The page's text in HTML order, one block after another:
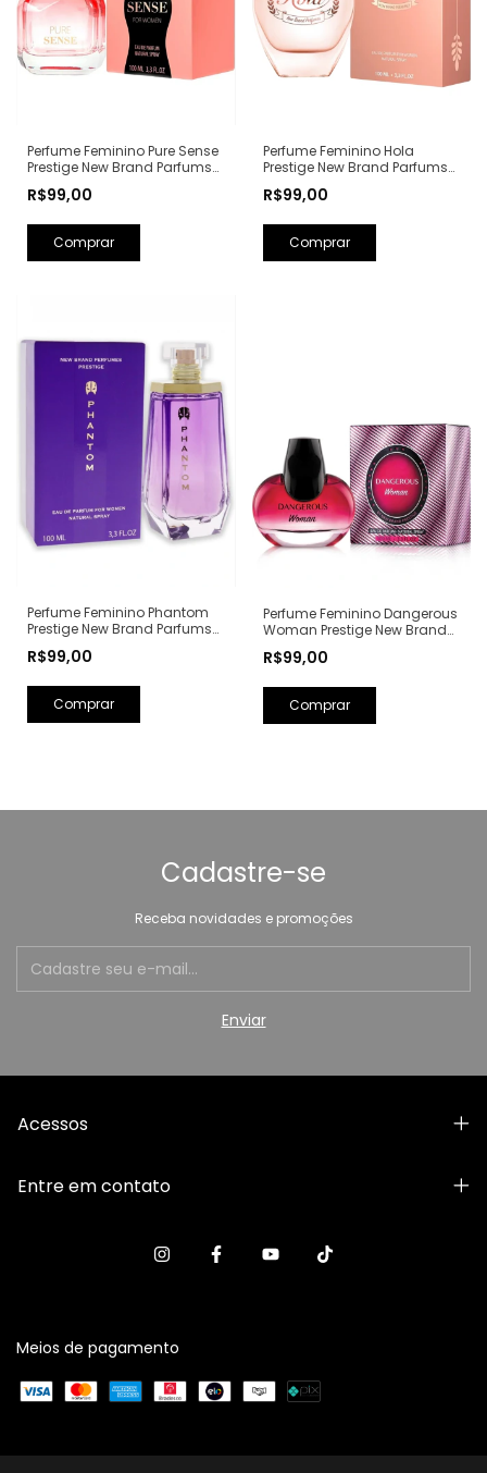
Perfume Feminino Pure Sense
Prestige New Brand Parfums
Olfativa: Pure XS For Her
R$99,00
Perfume Feminino Hola
Prestige New Brand Parfums
Olfativa: Olympéa Paco
R$99,00
Perfume Feminino Phantom
Prestige New Brand Parfums
Eau de Parfum - 100ml (Ref.
Olfativa: Alien Mugler)
R$99,00
Perfume Feminino Dangerous
Woman Prestige New Brand
100ml (Ref. Olfativa: Poison
R$99,00
Cadastre-se
Receba novidades e promoções
Acessos
Entre em contato
Meios de pagamento